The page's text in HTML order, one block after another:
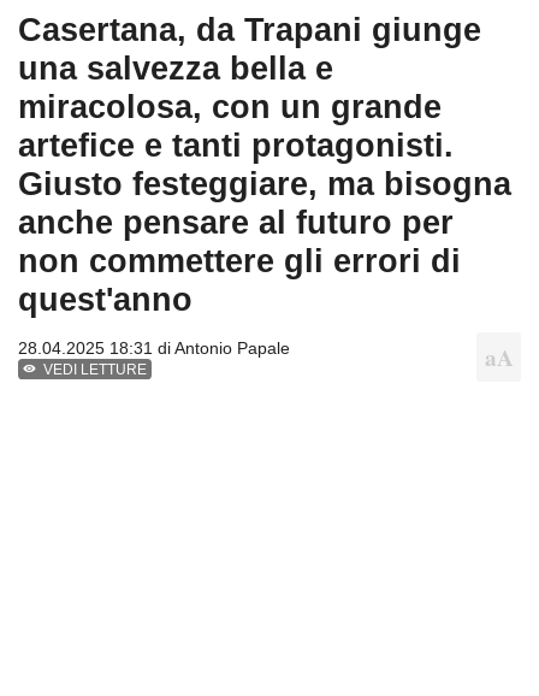
Casertana, da Trapani giunge
una salvezza bella e
miracolosa, con un grande
artefice e tanti protagonisti.
Giusto festeggiare, ma bisogna
anche pensare al futuro per
non commettere gli errori di
quest'anno
28.04.2025 18:31 diAntonio Papale
VEDI LETTURE